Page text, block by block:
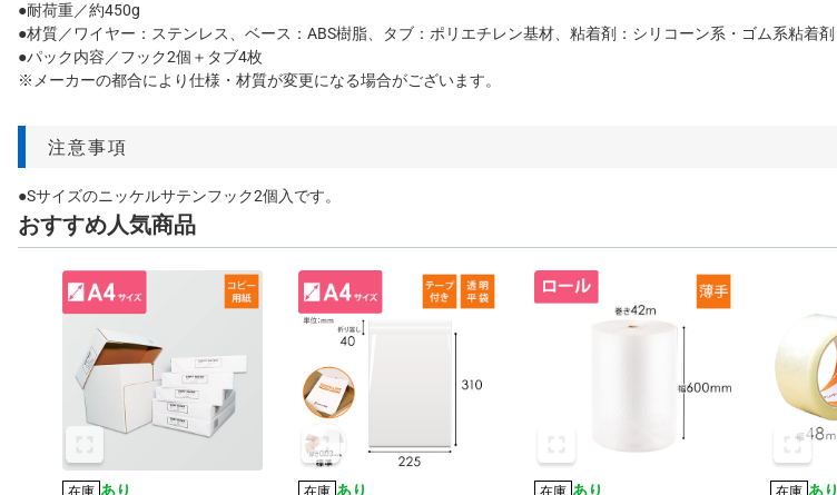
●耐荷重／約450g
●材質／ワイヤー：ステンレス、ベース：ABS樹脂、タブ：ポリエチレン基材、粘着剤：シリコーン系・ゴム系粘着剤
●パック内容／フック2個＋タブ4枚
※メーカーの都合により仕様・材質が変更になる場合がございます。
注意事項
●Sサイズのニッケルサテンフック2個入です。
おすすめ人気商品
在庫 あり
在庫 あり
在庫 あり
在庫 あり